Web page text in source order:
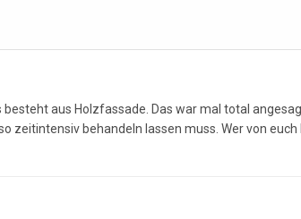
besteht aus Holzfassade. Das war mal total
zeitintensiv behandeln lassen muss. Wer von